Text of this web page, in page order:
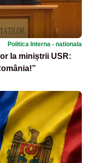
Politica Interna - nationala
la miniștrii USR: